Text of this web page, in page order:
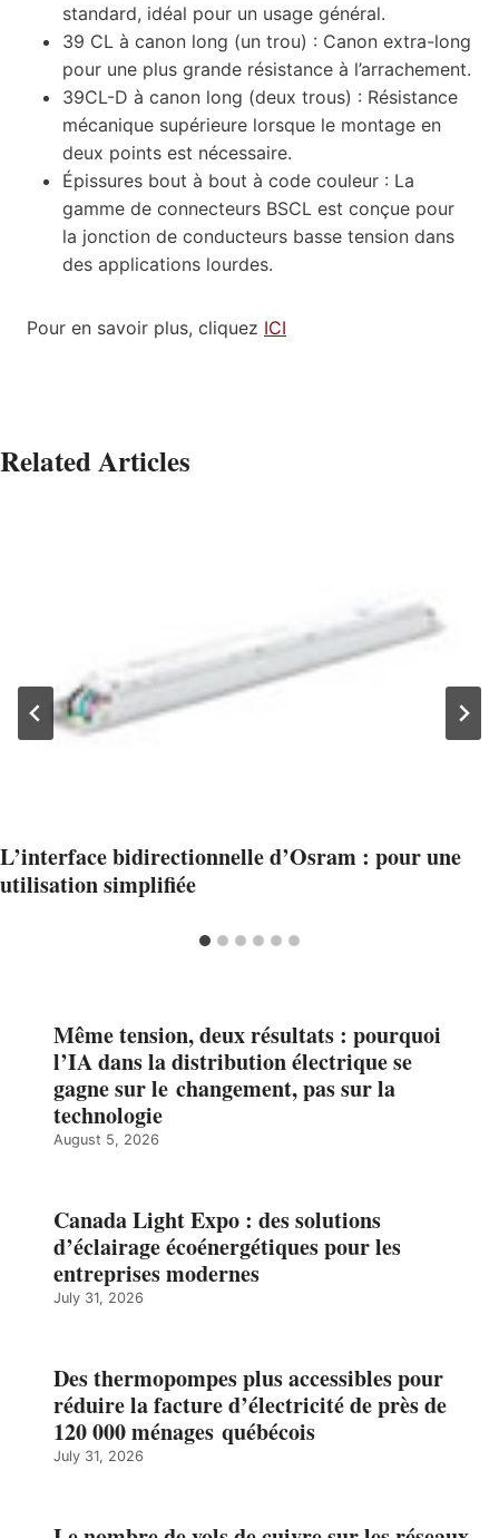
standard, idéal pour un usage général.
39 CL à canon long (un trou) : Canon extra-long
pour une plus grande résistance à l’arrachement.
39CL-D à canon long (deux trous) : Résistance
mécanique supérieure lorsque le montage en
deux points est nécessaire.
Épissures bout à bout à code couleur : La
gamme de connecteurs BSCL est conçue pour
la jonction de conducteurs basse tension dans
des applications lourdes.
Pour en savoir plus, cliquez ICI
Related Articles
L’interface bidirectionnelle d’Osram : pour une
utilisation simplifiée
Même tension, deux résultats : pourquoi
l’IA dans la distribution électrique se
gagne sur le changement, pas sur la
technologie
August 5, 2026
Canada Light Expo : des solutions
d’éclairage écoénergétiques pour les
entreprises modernes
July 31, 2026
Des thermopompes plus accessibles pour
réduire la facture d’électricité de près de
120 000 ménages québécois
July 31, 2026